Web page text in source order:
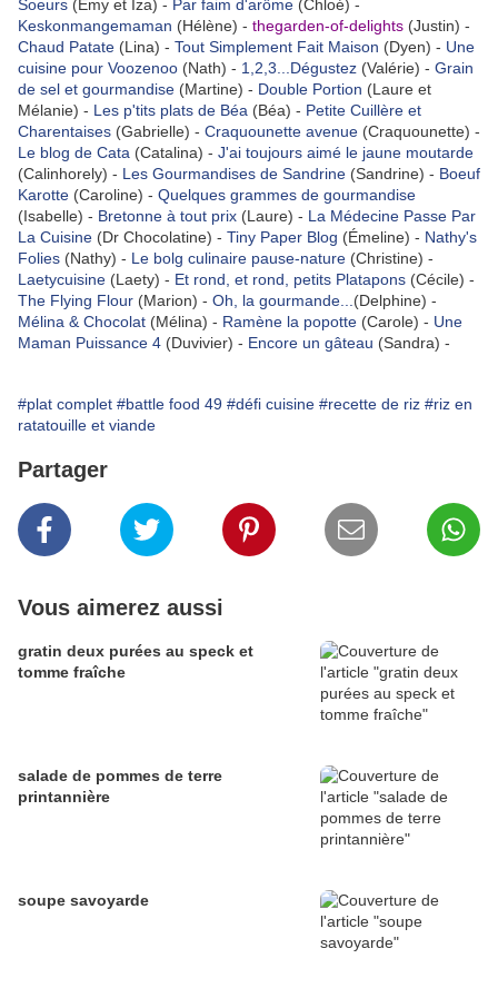
Soeurs (Emy et Iza) - Par faim d'arôme (Chloé) -
Keskonmangemaman (Hélène) - thegarden-of-delights (Justin) -
Chaud Patate (Lina) - Tout Simplement Fait Maison (Dyen) - Une
cuisine pour Voozenoo (Nath) - 1,2,3...Dégustez (Valérie) - Grain
de sel et gourmandise (Martine) - Double Portion (Laure et
Mélanie) - Les p'tits plats de Béa (Béa) - Petite Cuillère et
Charentaises (Gabrielle) - Craquounette avenue (Craquounette) -
Le blog de Cata (Catalina) - J'ai toujours aimé le jaune moutarde
(Calinhorely) - Les Gourmandises de Sandrine (Sandrine) - Boeuf
Karotte (Caroline) - Quelques grammes de gourmandise
(Isabelle) - Bretonne à tout prix (Laure) - La Médecine Passe Par
La Cuisine (Dr Chocolatine) - Tiny Paper Blog (Émeline) - Nathy's
Folies (Nathy) - Le bolg culinaire pause-nature (Christine) -
Laetycuisine (Laety) - Et rond, et rond, petits Platapons (Cécile) -
The Flying Flour (Marion) - Oh, la gourmande... (Delphine) -
Mélina & Chocolat (Mélina) - Ramène la popotte (Carole) - Une
Maman Puissance 4 (Duvivier) - Encore un gâteau (Sandra) -
#plat complet #battle food 49 #défi cuisine #recette de riz #riz en
ratatouille et viande
Partager
Vous aimerez aussi
gratin deux purées au speck et
tomme fraîche
salade de pommes de terre
printannière
soupe savoyarde